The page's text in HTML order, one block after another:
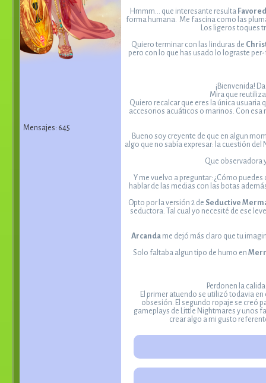
Mensajes: 645
Hmmm... que interesante resulta
forma humana. Me fascina como las
Los ligeros toques
Quiero terminar con las linduras de
pero con lo que has usado lo lograste
¡Bienvenida!
Mira que
Quiero recalcar que eres la única usuaria
accesorios acuáticos o marinos. Con esa
Bueno soy creyente de que en algun
algo que no sabía expresar: la cuestión del
Que observadora
Y me vuelvo a preguntar: ¿Cómo
hablar de las medias con las botas
Opto por la versión 2 de Seductive
seductora. Tal cual yo necesité de ese
Arcanda me dejó más claro que tu
Solo faltaba algun tipo de humo en
Perdonen la
El primer atuendo se utilizó todavia
obsesión. El segundo ropaje se creó
gameplays de Little Nightmares y unos
crear algo a mi gusto